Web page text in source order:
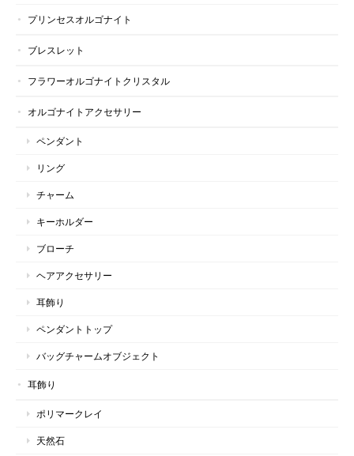
プリンセスオルゴナイト
ブレスレット
フラワーオルゴナイトクリスタル
オルゴナイトアクセサリー
ペンダント
リング
チャーム
キーホルダー
ブローチ
ヘアアクセサリー
耳飾り
ペンダントトップ
バッグチャームオブジェクト
耳飾り
ポリマークレイ
天然石